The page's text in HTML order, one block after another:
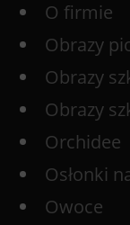
O firmie
Obrazy
Obrazy
Obrazy
Orchidee
Osłonki
Owoce